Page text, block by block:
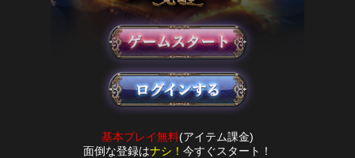
基本プレイ無料(アイテム課金)
面倒な登録はナシ！ 今すぐスタート！